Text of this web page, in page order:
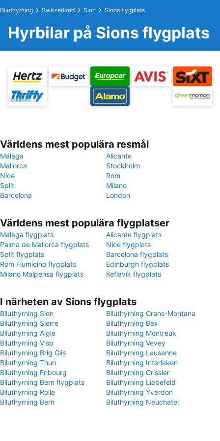
Biluthyrning Switzerland Sion Sions flygplats
Hyrbilar på Sions flygplats
Världens mest populära resmål
Málaga
Alicante
Mallorca
Stockholm
Nice
Rom
Split
Milano
Barcelona
London
Världens mest populära flygplatser
Málaga flygplats
Alicante flygplats
Palma de Mallorca flygplats
Nice flygplats
Split flygplats
Barcelona flygplats
Rom Fiumicino flygplats
Edinburgh flygplats
Milano Malpensa flygplats
Keflavík flygplats
I närheten av Sions flygplats
Biluthyrning Sion
Biluthyrning Crans-Montana
Biluthyrning Sierre
Biluthyrning Bex
Biluthyrning Aigle
Biluthyrning Montreux
Biluthyrning Visp
Biluthyrning Vevey
Biluthyrning Brig Glis
Biluthyrning Lausanne
Biluthyrning Thun
Biluthyrning Interlaken
Biluthyrning Fribourg
Biluthyrning Crissier
Biluthyrning Bern flygplats
Biluthyrning Liebefeld
Biluthyrning Rolle
Biluthyrning Yverdon
Biluthyrning Bern
Biluthyrning Neuchatel